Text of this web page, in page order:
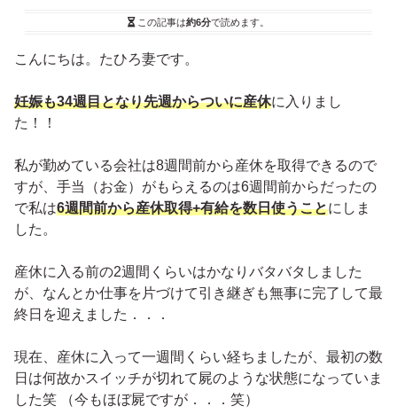
この記事は約6分で読めます。
こんにちは。たひろ妻です。
妊娠も34週目となり先週からついに産休に入りまし
た！！
私が勤めている会社は8週間前から産休を取得できるので
すが、手当（お金）がもらえるのは6週間前からだったの
で私は6週間前から産休取得+有給を数日使うことにしま
した。
産休に入る前の2週間くらいはかなりバタバタしました
が、なんとか仕事を片づけて引き継ぎも無事に完了して最
終日を迎えました．．．
現在、産休に入って一週間くらい経ちましたが、最初の数
日は何故かスイッチが切れて屍のような状態になっていま
した笑 （今もほぼ屍ですが．．．笑）